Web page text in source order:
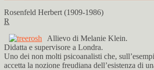
Rosenfeld Herbert (1909-1986)
R
Allievo di Melanie Klein.
Didatta e supervisore a Londra.
Uno dei non molti psicoanalisti che,
accetta la nozione freudiana dell’esistenza di